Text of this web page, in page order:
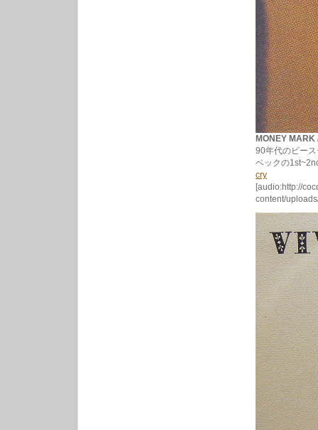
MONEY
90年代のビー
ベックの
cry
[audio:http://
content/